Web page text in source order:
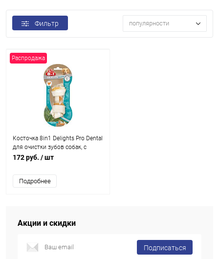
Фильтр популярности
Распродажа
Косточка 8in1 Delights Pro Dental
для очистки зубов собак, с
куриным мясом в жесткой
35г, срок годности до 11.2024
172 руб. / шт
Подробнее
Акции и скидки
Подписаться